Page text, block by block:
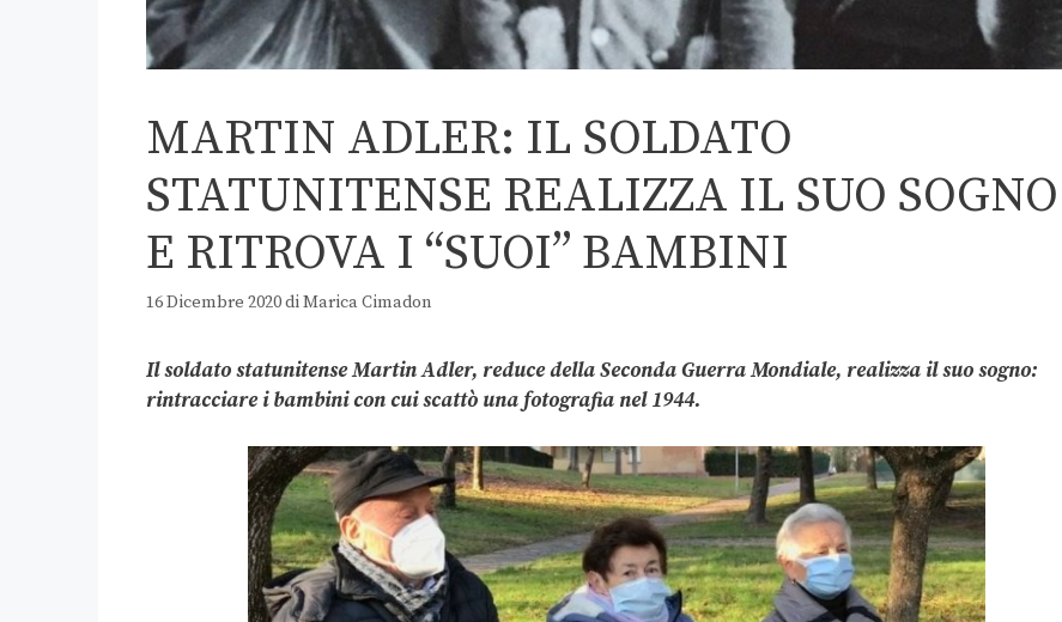
MARTIN ADLER: IL SOLDATO
STATUNITENSE REALIZZA IL SUO SOGNO
E RITROVA I “SUOI” BAMBINI
16 Dicembre 2020diMarica Cimadon
Il soldato statunitense Martin Adler, reduce della Seconda Guerra Mondiale, realizza il suo sogno:
rintracciare i bambini con cui scattò una fotografia nel 1944.